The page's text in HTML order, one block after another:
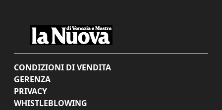
CONDIZIONI DI VENDITA
GERENZA
PRIVACY
WHISTLEBLOWING